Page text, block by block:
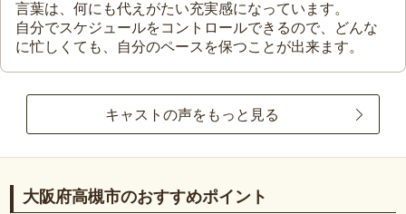
言葉は、何にも代えがたい充実感になっています。
自分でスケジュールをコントロールできるので、どんな
に忙しくても、自分のペースを保つことが出来ます。
キャストの声をもっと見る
大阪府高槻市のおすすめポイント